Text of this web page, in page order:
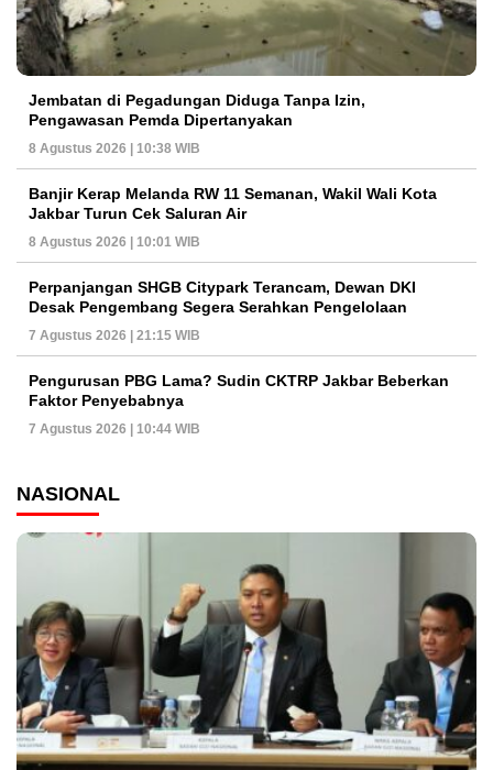
Jembatan di Pegadungan Diduga Tanpa Izin,
Pengawasan Pemda Dipertanyakan
8 Agustus 2026 | 10:38 WIB
Banjir Kerap Melanda RW 11 Semanan, Wakil Wali Kota
Jakbar Turun Cek Saluran Air
8 Agustus 2026 | 10:01 WIB
Perpanjangan SHGB Citypark Terancam, Dewan DKI
Desak Pengembang Segera Serahkan Pengelolaan
7 Agustus 2026 | 21:15 WIB
Pengurusan PBG Lama? Sudin CKTRP Jakbar Beberkan
Faktor Penyebabnya
7 Agustus 2026 | 10:44 WIB
NASIONAL